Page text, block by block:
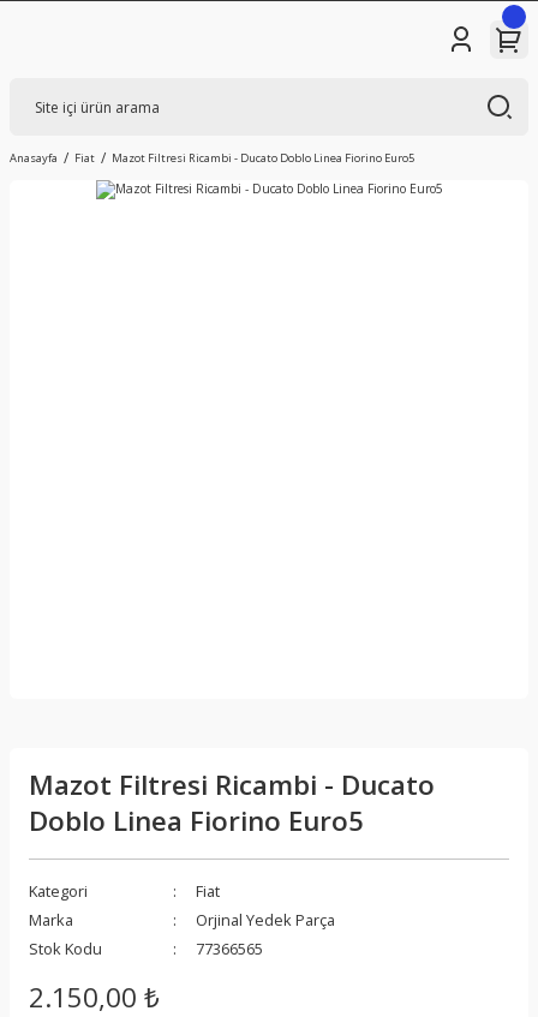
Anasayfa Fiat Mazot Filtresi Ricambi - Ducato Doblo Linea Fiorino Euro5
Mazot Filtresi Ricambi - Ducato
Doblo Linea Fiorino Euro5
Kategori
Fiat
Marka
Orjinal Yedek Parça
Stok Kodu
77366565
2.150,00 ₺